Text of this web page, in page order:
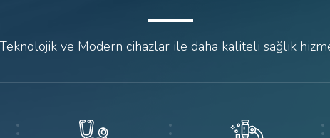
Teknolojik ve Modern cihazlar ile daha kaliteli sağlık